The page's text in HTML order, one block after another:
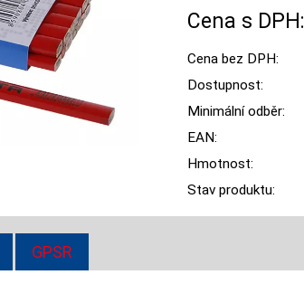
Cena s DPH:
Cena bez DPH:
Dostupnost:
Minimální odběr:
EAN:
Hmotnost:
Stav produktu:
GPSR